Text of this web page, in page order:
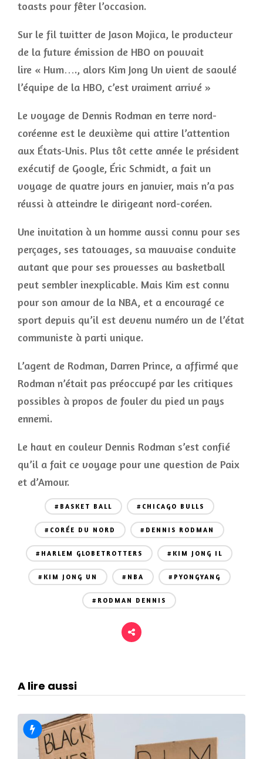
toasts pour fêter l’occasion.
Sur le fil twitter de Jason Mojica, le producteur
de la future émission de HBO on pouvait
lire « Hum…., alors Kim Jong Un vient de saoulé
l’équipe de la HBO, c’est vraiment arrivé »
Le voyage de Dennis Rodman en terre nord-
coréenne est le deuxième qui attire l’attention
aux États-Unis. Plus tôt cette année le président
exécutif de Google, Éric Schmidt, a fait un
voyage de quatre jours en janvier, mais n’a pas
réussi à atteindre le dirigeant nord-coréen.
Une invitation à un homme aussi connu pour ses
perçages, ses tatouages, sa mauvaise conduite
autant que pour ses prouesses au basketball
peut sembler inexplicable. Mais Kim est connu
pour son amour de la NBA, et a encouragé ce
sport depuis qu’il est devenu numéro un de l’état
communiste à parti unique.
L’agent de Rodman, Darren Prince, a affirmé que
Rodman n’était pas préoccupé par les critiques
possibles à propos de fouler du pied un pays
ennemi.
Le haut en couleur Dennis Rodman s’est confié
qu’il a fait ce voyage pour une question de Paix
et d’Amour.
#BASKET BALL #CHICAGO BULLS
#CORÉE DU NORD #DENNIS RODMAN
#HARLEM GLOBETROTTERS #KIM JONG IL
#KIM JONG UN #NBA #PYONGYANG
#RODMAN DENNIS
A lire aussi